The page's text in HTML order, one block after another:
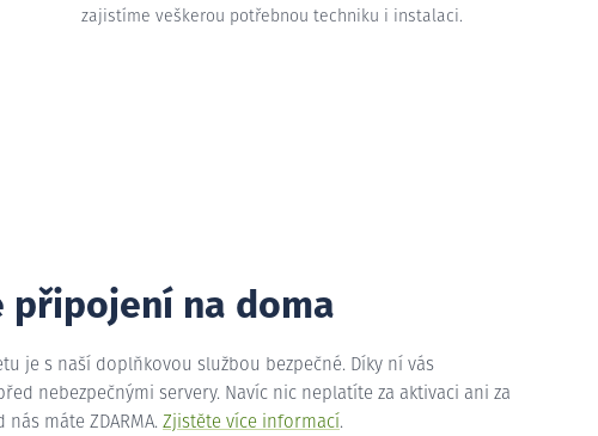
zajistíme veškerou potřebnou techniku i instalaci.
připojení na doma
je s naší doplňkovou službou bezpečné. Díky ní vás
nebezpečnými servery. Navíc nic neplatíte za aktivaci ani za
nás máte ZDARMA. Zjistěte více informací.